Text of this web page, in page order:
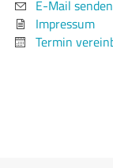
E-Mail senden
Impressum
Termin